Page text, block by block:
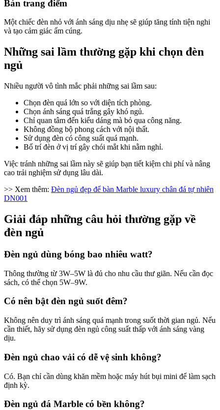
Bàn trang điểm
Một chiếc đèn nhỏ với ánh sáng dịu nhẹ sẽ giúp tăng tính tiện nghi
và tạo cảm giác ấm cúng.
Những sai lầm thường gặp khi chọn đèn
ngủ
Nhiều người vô tình mắc phải những sai lầm sau:
Chọn đèn quá lớn so với diện tích phòng.
Chọn ánh sáng quá trắng gây khó ngủ.
Chỉ quan tâm đến kiểu dáng mà bỏ qua công năng.
Không đồng bộ phong cách với nội thất.
Sử dụng đèn có công suất quá mạnh.
Bố trí đèn ở vị trí gây chói mắt khi nằm nghỉ.
Việc tránh những sai lầm này sẽ giúp bạn tiết kiệm chi phí và nâng
cao trải nghiệm sử dụng lâu dài.
>> Xem thêm: Đèn ngủ đẹp để bàn Marble luxury chân đá tự nhiên
DN001
Giải đáp những câu hỏi thường gặp về
đèn ngủ
Đèn ngủ dùng bóng bao nhiêu watt?
Thông thường từ 3W–5W là đủ cho nhu cầu thư giãn. Nếu cần đọc
sách, có thể chọn 5W–9W.
Có nên bật đèn ngủ suốt đêm?
Không nên duy trì ánh sáng quá mạnh trong suốt thời gian ngủ. Nếu
cần thiết, hãy sử dụng đèn ngủ công suất thấp với ánh sáng vàng
dịu.
Đèn ngủ chao vải có dễ vệ sinh không?
Có. Bạn chỉ cần dùng khăn mềm hoặc máy hút bụi mini để làm sạch
định kỳ.
Đèn ngủ đá Marble có bền không?